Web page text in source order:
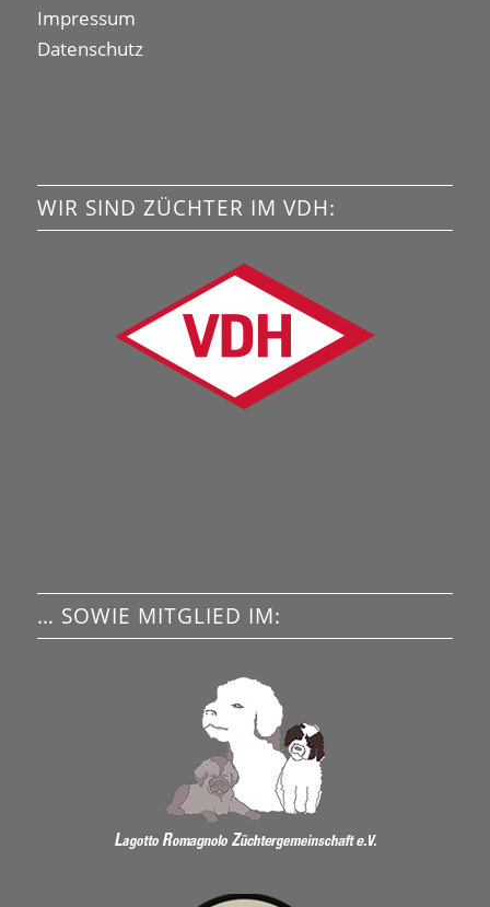
Impressum
Datenschutz
WIR SIND ZÜCHTER IM VDH:
… SOWIE MITGLIED IM: